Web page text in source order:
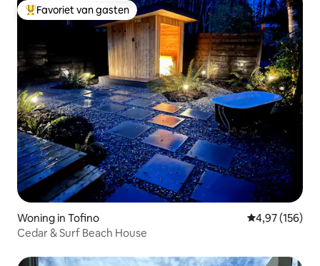
Topfavoriet van gasten
Favoriet van gasten
Woning in Tofino Gemiddelde
4,97 (156)
Cedar & Surf Beach House